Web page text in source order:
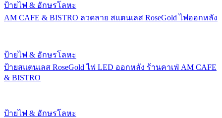
ป้ายไฟ & อักษรโลหะ
AM CAFE & BISTRO ลวดลาย สแตนเลส RoseGold ไฟออกหลัง
ป้ายไฟ & อักษรโลหะ
ป้ายสแตนเลส RoseGold ไฟ LED ออกหลัง ร้านคาเฟ่ AM CAFE
& BISTRO
ป้ายไฟ & อักษรโลหะ